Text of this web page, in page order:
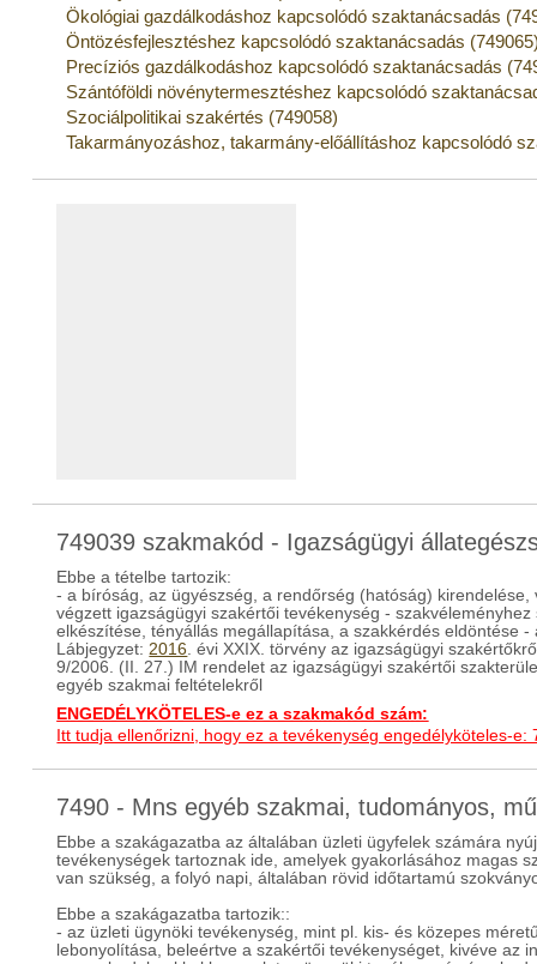
Ökológiai gazdálkodáshoz kapcsolódó szaktanácsadás
Öntözésfejlesztéshez kapcsolódó szaktanácsadás
Precíziós gazdálkodáshoz kapcsolódó szaktanácsadás
Szántóföldi növénytermesztéshez kapcsolódó
Szociálpolitikai szakértés (749058)
Takarmányozáshoz, takarmány-előállításhoz kapcsolódó
749039 szakmakód - Igazságügyi
Ebbe a tételbe tartozik:
- a bíróság, az ügyészség, a rendőrség (hatóság)
végzett igazságügyi szakértői tevékenység -
elkészítése, tényállás megállapítása, a szakkérdés eldöntése
Lábjegyzet:2016. évi XXIX. törvény az igazságügyi
9/2006. (II. 27.) IM rendelet az igazságügyi szakértői
egyéb szakmai feltételekről
ENGEDÉLYKÖTELES-e ez a szakmakód szám:
Itt tudja ellenőrizni, hogy ez a tevékenység engedélyköteles-e:
7490 - Mns egyéb szakmai, tudományos,
Ebbe a szakágazatba az általában üzleti ügyfelek számára
tevékenységek tartoznak ide, amelyek gyakorlásához magas
van szükség, a folyó napi, általában rövid időtartamú
Ebbe a szakágazatba tartozik::
- az üzleti ügynöki tevékenység, mint pl. kis- és közepes
lebonyolítása, beleértve a szakértői tevékenységet, kivéve az